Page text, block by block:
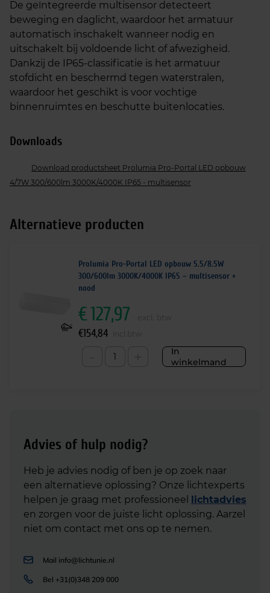
De geïntegreerde multisensor detecteert
beweging en daglicht, waardoor het armatuur
automatisch inschakelt wanneer nodig en
uitschakelt bij voldoende licht of afwezigheid.
Dankzij de IP65-classificatie is het armatuur
stofdicht en beschermd tegen waterstralen,
waardoor het geschikt is voor vochtige
binnenruimtes en beschutte buitenlocaties.
Downloads
Download productsheet Prolumia Pro-Portal LED opbouw
4/7W 300/600lm 3000K/4000K IP65 - multisensor
Alternatieve producten
Prolumia Pro-Portal LED opbouw 5.5/8.5W
300/600lm 3000K/4000K IP65 – multisensor +
nood
In
winkelmand
€127,97
€154,84
Advies of hulp nodig?
Heb je advies nodig of ben je op zoek naar
een alternatieve oplossing? Onze lichtexperts
helpen je graag met professioneel lichtadvies
en zorgen voor de juiste licht oplossing. Aarzel
niet om contact met ons op te nemen.
Mail info@lichtunie.nl
Bel +31(0)348 209 000